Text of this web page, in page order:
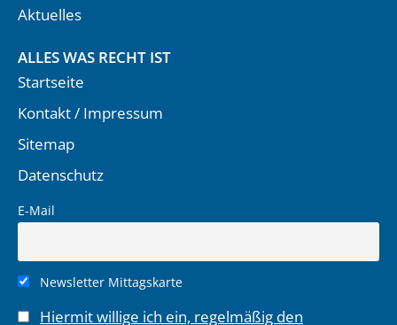
Aktuelles
ALLES WAS RECHT IST
Startseite
Kontakt / Impressum
Sitemap
Datenschutz
E-Mail
Newsletter Mittagskarte
Hiermit willige ich ein, regelmäßig den